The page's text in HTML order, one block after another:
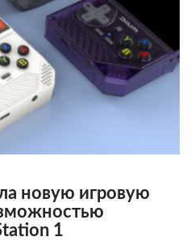
новую игровую
1